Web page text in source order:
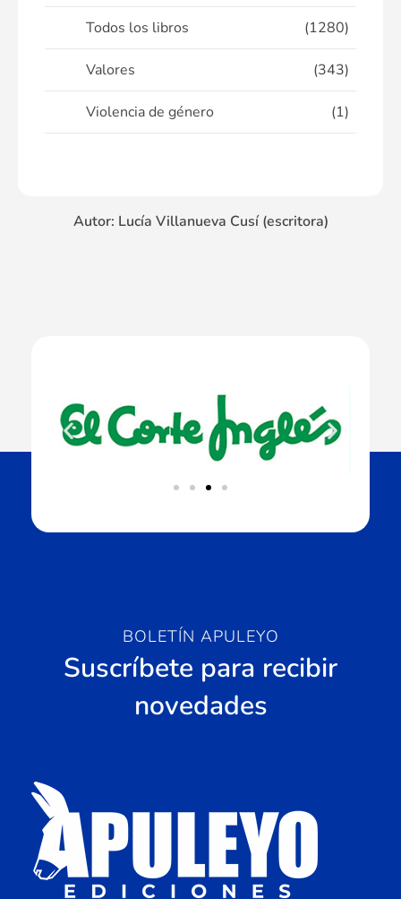
Todos los libros (1280)
Valores (343)
Violencia de género (1)
Autor: Lucía Villanueva Cusí (escritora)
BOLETÍN APULEYO
Suscríbete para recibir
novedades